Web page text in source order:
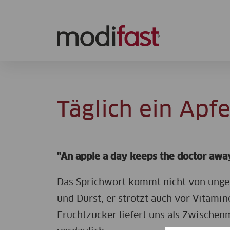
Täglich ein
"An apple a day keeps the doctor
Das Sprichwort kommt nicht von
und Durst, er strotzt auch vor
Fruchtzucker liefert uns als